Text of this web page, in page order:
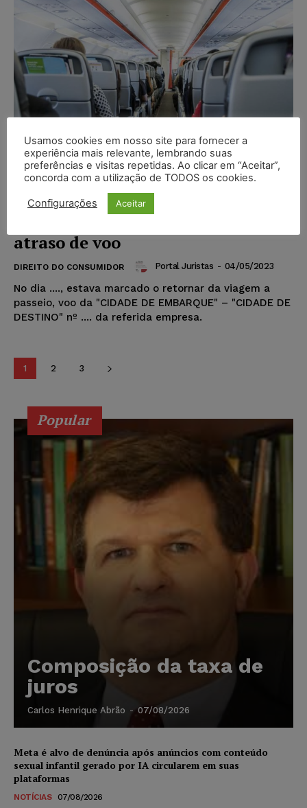
Modelo de Petição – Ação de
atraso de voo
DIREITO DO CONSUMIDOR Portal Juristas - 04/05/2023
No dia ...., estava marcado o retornar da viagem a
passeio, voo da "CIDADE DE EMBARQUE" – "CIDADE DE
DESTINO" nº .... da referida empresa.
1 2 3
Popular
Composição da taxa de
juros
Carlos Henrique Abrão - 07/08/2026
Meta é alvo de denúncia após anúncios com conteúdo
sexual infantil gerado por IA circularem em suas
plataformas
NOTÍCIAS 07/08/2026
Usamos cookies em nosso site para fornecer a
experiência mais relevante, lembrando suas
preferências e visitas repetidas. Ao clicar em “Aceitar”,
concorda com a utilização de TODOS os cookies.
Configurações Aceitar